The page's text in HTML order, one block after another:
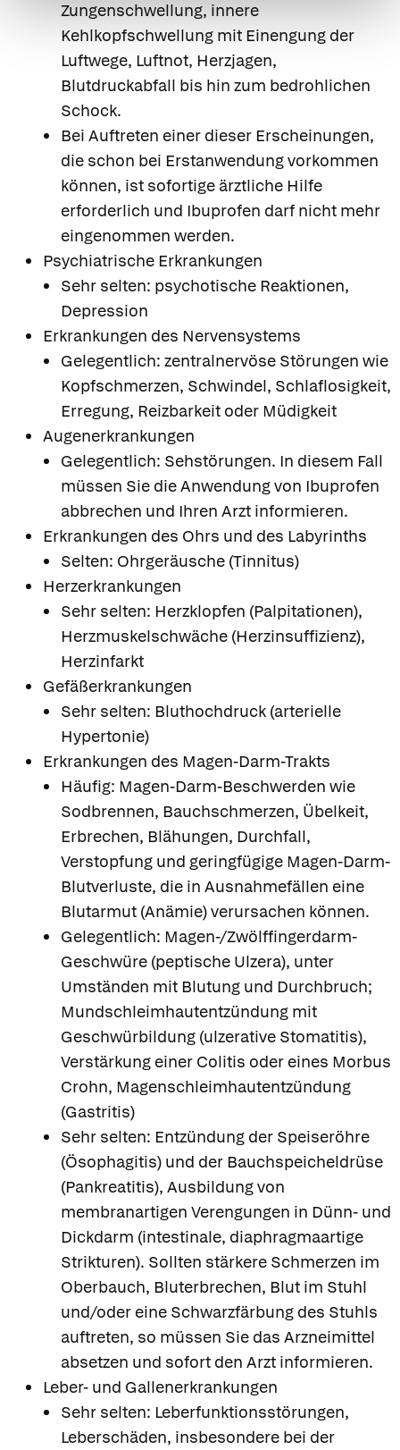
Zungenschwellung, innere
Kehlkopfschwellung mit Einengung der
Luftwege, Luftnot, Herzjagen,
Blutdruckabfall bis hin zum bedrohlichen
Schock.
Bei Auftreten einer dieser Erscheinungen,
die schon bei Erstanwendung vorkommen
können, ist sofortige ärztliche Hilfe
erforderlich und Ibuprofen darf nicht mehr
eingenommen werden.
Psychiatrische Erkrankungen
Sehr selten: psychotische Reaktionen,
Depression
Erkrankungen des Nervensystems
Gelegentlich: zentralnervöse Störungen wie
Kopfschmerzen, Schwindel, Schlaflosigkeit,
Erregung, Reizbarkeit oder Müdigkeit
Augenerkrankungen
Gelegentlich: Sehstörungen. In diesem Fall
müssen Sie die Anwendung von Ibuprofen
abbrechen und Ihren Arzt informieren.
Erkrankungen des Ohrs und des Labyrinths
Selten: Ohrgeräusche (Tinnitus)
Herzerkrankungen
Sehr selten: Herzklopfen (Palpitationen),
Herzmuskelschwäche (Herzinsuffizienz),
Herzinfarkt
Gefäßerkrankungen
Sehr selten: Bluthochdruck (arterielle
Hypertonie)
Erkrankungen des Magen-Darm-Trakts
Häufig: Magen-Darm-Beschwerden wie
Sodbrennen, Bauchschmerzen, Übelkeit,
Erbrechen, Blähungen, Durchfall,
Verstopfung und geringfügige Magen-Darm-
Blutverluste, die in Ausnahmefällen eine
Blutarmut (Anämie) verursachen können.
Gelegentlich: Magen-/Zwölffingerdarm-
Geschwüre (peptische Ulzera), unter
Umständen mit Blutung und Durchbruch;
Mundschleimhautentzündung mit
Geschwürbildung (ulzerative Stomatitis),
Verstärkung einer Colitis oder eines Morbus
Crohn, Magenschleimhautentzündung
(Gastritis)
Sehr selten: Entzündung der Speiseröhre
(Ösophagitis) und der Bauchspeicheldrüse
(Pankreatitis), Ausbildung von
membranartigen Verengungen in Dünn- und
Dickdarm (intestinale, diaphragmaartige
Strikturen). Sollten stärkere Schmerzen im
Oberbauch, Bluterbrechen, Blut im Stuhl
und/oder eine Schwarzfärbung des Stuhls
auftreten, so müssen Sie das Arzneimittel
absetzen und sofort den Arzt informieren.
Leber- und Gallenerkrankungen
Sehr selten: Leberfunktionsstörungen,
Leberschäden, insbesondere bei der